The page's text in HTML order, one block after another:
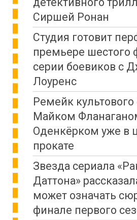
Сиршей Ронан
Студия готовит
премьере шестого
серии боевиков с
Лоуренс
Ремейк
Майком
Оденкёрком уже в
прокате
Звезда сериала
Даттона»
может означать
финале первого